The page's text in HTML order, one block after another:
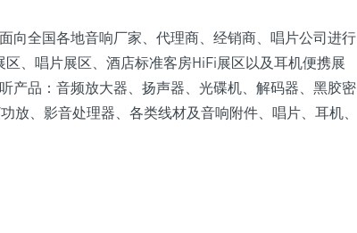
向全国各地音响厂家、代理商、经销商、唱片公司进行
、唱片展区、酒店标准客房HiFi展区以及耳机便携展
产品：音频放大器、扬声器、光碟机、解码器、黑胶密
放、影音处理器、各类线材及音响附件、唱片、耳机、